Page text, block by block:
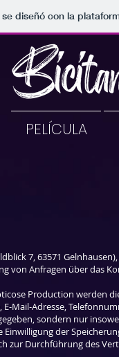
diseñó con la
7, 63571
von Anfragen über das
ticose Production werden
Mail-Adresse,
sondern nur
der
zur Durchführung des
PELÍCULA